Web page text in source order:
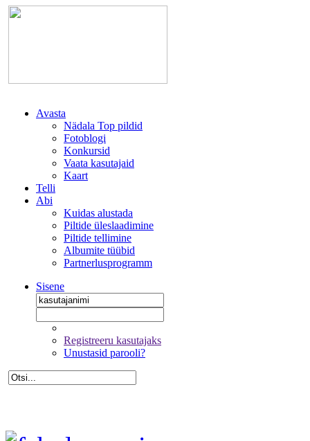
Avasta
Nädala Top pildid
Fotoblogi
Konkursid
Vaata kasutajaid
Kaart
Telli
Abi
Kuidas alustada
Piltide üleslaadimine
Piltide tellimine
Albumite tüübid
Partnerlusprogramm
Sisene
Registreeru kasutajaks
Unustasid parooli?